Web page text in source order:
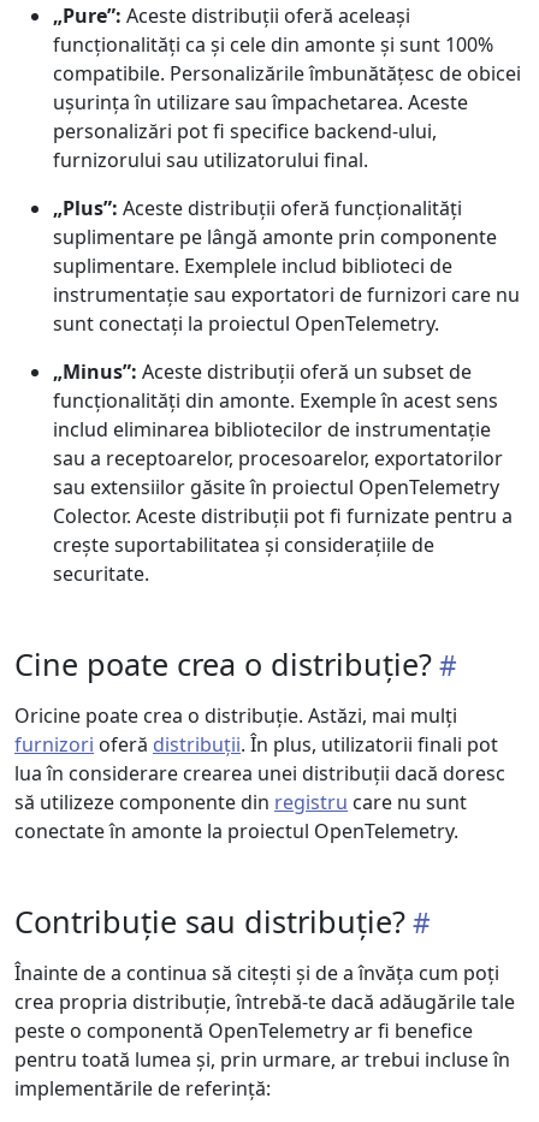
„Pure”: Aceste distribuții oferă aceleași
funcționalități ca și cele din amonte și sunt 100%
compatibile. Personalizările îmbunătățesc de obicei
ușurința în utilizare sau împachetarea. Aceste
personalizări pot fi specifice backend-ului,
furnizorului sau utilizatorului final.
„Plus”: Aceste distribuții oferă funcționalități
suplimentare pe lângă amonte prin componente
suplimentare. Exemplele includ biblioteci de
instrumentație sau exportatori de furnizori care nu
sunt conectați la proiectul OpenTelemetry.
„Minus”: Aceste distribuții oferă un subset de
funcționalități din amonte. Exemple în acest sens
includ eliminarea bibliotecilor de instrumentație
sau a receptoarelor, procesoarelor, exportatorilor
sau extensiilor găsite în proiectul OpenTelemetry
Colector. Aceste distribuții pot fi furnizate pentru a
crește suportabilitatea și considerațiile de
securitate.
Cine poate crea o distribuție?
Oricine poate crea o distribuție. Astăzi, mai mulți
furnizori oferă distribuții. În plus, utilizatorii finali pot
lua în considerare crearea unei distribuții dacă doresc
să utilizeze componente din registru care nu sunt
conectate în amonte la proiectul OpenTelemetry.
Contribuție sau distribuție?
Înainte de a continua să citești și de a învăța cum poți
crea propria distribuție, întrebă-te dacă adăugările tale
peste o componentă OpenTelemetry ar fi benefice
pentru toată lumea și, prin urmare, ar trebui incluse în
implementările de referință: